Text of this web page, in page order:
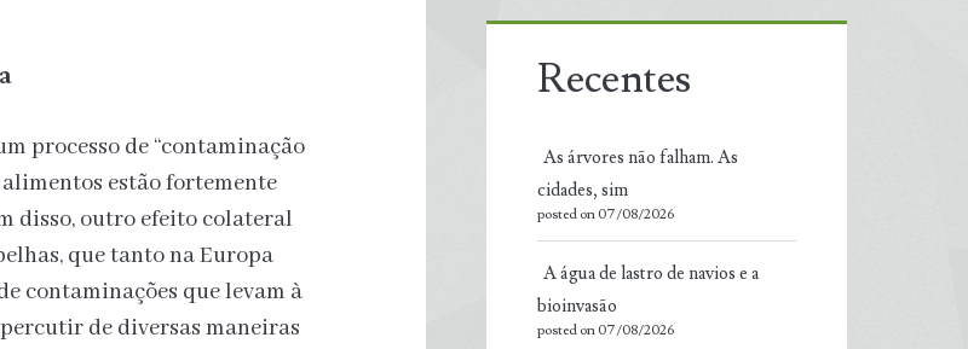
processo de “contaminação
estão fortemente
disso, outro efeito colateral
que tanto na Europa
contaminações que levam à
de diversas maneiras
Recentes
As árvores não falham. As
cidades, sim
posted on 07/08/2026
A água de lastro de navios e a
bioinvasão
posted on 07/08/2026